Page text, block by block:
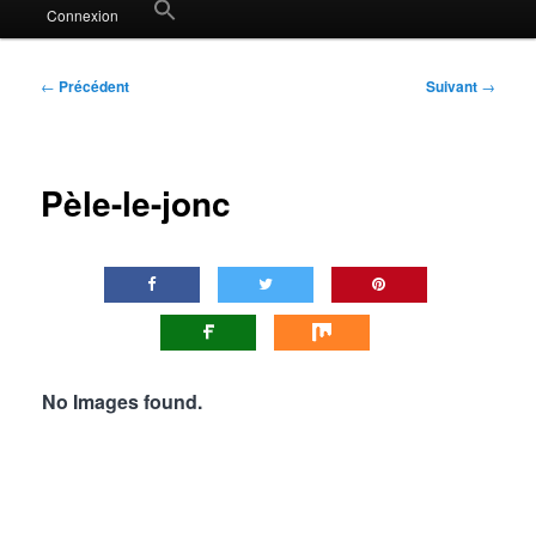
Connexion Search
Search Button
Navigation
← Précédent Suivant →
Pèle-le-jonc
No Images found.